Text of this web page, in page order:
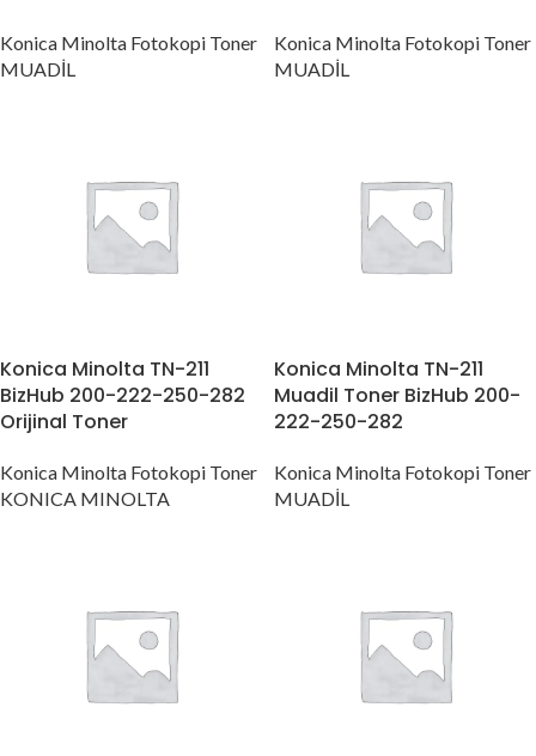
Konica Minolta Fotokopi Toner
MUADİL
Konica Minolta Fotokopi Toner
MUADİL
Konica Minolta TN-211
BizHub 200-222-250-282
Orijinal Toner
Konica Minolta Fotokopi Toner
KONICA MINOLTA
Konica Minolta TN-211
Muadil Toner BizHub 200-
222-250-282
Konica Minolta Fotokopi Toner
MUADİL